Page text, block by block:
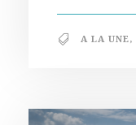
A LA UNE,